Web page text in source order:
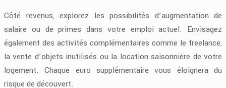
Côté revenus, explorez les possibilités d’augmentation de
salaire ou de primes dans votre emploi actuel. Envisagez
également des activités complémentaires comme le freelance,
la vente d’objets inutilisés ou la location saisonnière de votre
logement. Chaque euro supplémentaire vous éloignera du
risque de découvert.